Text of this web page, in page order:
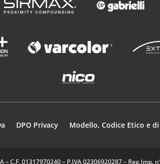
DPO Privacy Modello, Codice Etico e
C.F. 01317970240 – P.IVA 02306920287 –